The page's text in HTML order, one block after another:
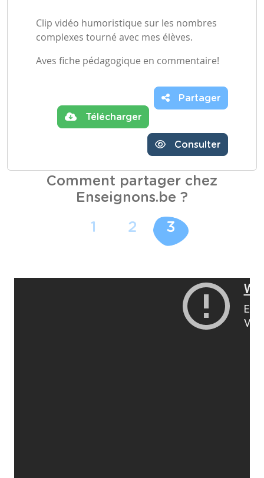
Clip vidéo humoristique sur les nombres
complexes tourné avec mes élèves.
Aves fiche pédagogique en commentaire!
Télécharger
Partager
Consulter
Comment partager chez
Enseignons.be ?
1 2 3